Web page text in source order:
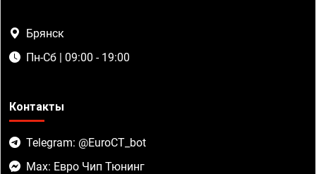
Брянск
Пн-Сб | 09:00 - 19:00
Контакты
Telegram: @EuroCT_bot
Max: Евро Чип Тюнинг